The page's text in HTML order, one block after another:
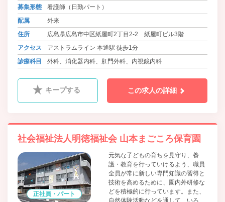
募集形態
看護師（日勤パート）
配属
外来
住所
広島県広島市中区紙屋町2丁目2-2 紙屋町ビル3階
アクセス
アストラムライン 本通駅 徒歩1分
診療科目
外科、消化器内科、肛門外科、内視鏡内科
キープする この求人の詳細
社会福祉法人明徳福祉会 山本まごころ保育園
正社員・パート
元気な子どもの育ちを見守り、養
護・教育を行っていけるよう、職員
全員が常に新しい専門知識の習得と
技術を高めるために、園内外研修な
どを積極的に行っています。また、